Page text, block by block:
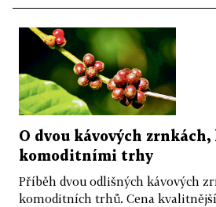
O dvou kávových
komoditními trhy
Příběh dvou odlišných kávových
komoditních trhů. Cena